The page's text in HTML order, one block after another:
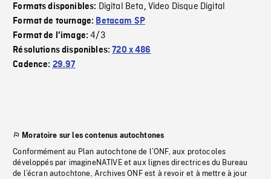
Formats disponibles: Digital Beta, Video Disque Digital
Format de tournage: Betacam SP
Format de l'image:4/3
Résolutions disponibles:720 x 486
Cadence: 29.97
Moratoire sur les contenus autochtones
Conformément au Plan autochtone de l’ONF, aux protocoles
développés par imagineNATIVE et aux lignes directrices du Bureau
de l’écran autochtone, Archives ONF est à revoir et à mettre à jour